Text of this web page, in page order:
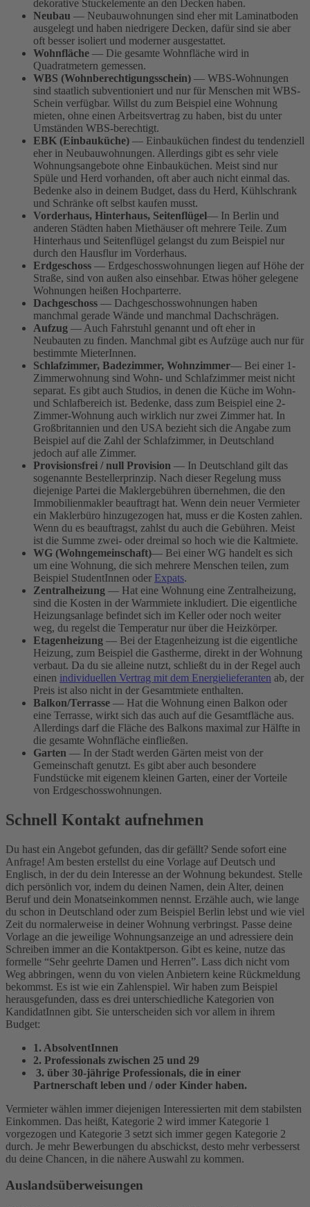
dekorative Stuckelemente an den Decken haben.
Neubau — Neubauwohnungen sind eher mit Laminatboden
ausgelegt und haben niedrigere Decken, dafür sind sie aber
oft besser isoliert und moderner ausgestattet.
Wohnfläche — Die gesamte Wohnfläche wird in
Quadratmetern gemessen.
WBS (Wohnberechtigungsschein) — WBS-Wohnungen
sind staatlich subventioniert und nur für Menschen mit WBS-
Schein verfügbar. Willst du zum Beispiel eine Wohnung
mieten, ohne einen Arbeitsvertrag zu haben, bist du unter
Umständen WBS-berechtigt.
EBK (Einbauküche) — Einbauküchen findest du tendenziell
eher in Neubauwohnungen. Allerdings gibt es sehr viele
Wohnungsangebote ohne Einbauküchen. Meist sind nur
Spüle und Herd vorhanden, oft aber auch nicht einmal das.
Bedenke also in deinem Budget, dass du Herd, Kühlschrank
und Schränke oft selbst kaufen musst.
Vorderhaus, Hinterhaus, Seitenflügel— In Berlin und
anderen Städten haben Miethäuser oft mehrere Teile. Zum
Hinterhaus und Seitenflügel gelangst du zum Beispiel nur
durch den Hausflur im Vorderhaus.
Erdgeschoss — Erdgeschosswohnungen liegen auf Höhe der
Straße, sind von außen also einsehbar. Etwas höher gelegene
Wohnungen heißen Hochparterre.
Dachgeschoss — Dachgeschosswohnungen haben
manchmal gerade Wände und manchmal Dachschrägen.
Aufzug — Auch Fahrstuhl genannt und oft eher in
Neubauten zu finden. Manchmal gibt es Aufzüge auch nur für
bestimmte MieterInnen.
Schlafzimmer, Badezimmer, Wohnzimmer— Bei einer 1-
Zimmerwohnung sind Wohn- und Schlafzimmer meist nicht
separat. Es gibt auch Studios, in denen die Küche im Wohn-
und Schlafbereich ist. Bedenke, dass zum Beispiel eine 2-
Zimmer-Wohnung auch wirklich nur zwei Zimmer hat. In
Großbritannien und den USA bezieht sich die Angabe zum
Beispiel auf die Zahl der Schlafzimmer, in Deutschland
jedoch auf alle Zimmer.
Provisionsfrei / null Provision — In Deutschland gilt das
sogenannte Bestellerprinzip. Nach dieser Regelung muss
diejenige Partei die Maklergebühren übernehmen, die den
Immobilienmakler beauftragt hat. Wenn dein neuer Vermieter
ein Maklerbüro hinzugezogen hat, muss er die Kosten zahlen.
Wenn du es beauftragst, zahlst du auch die Gebühren. Meist
ist die Summe zwei- oder dreimal so hoch wie die Kaltmiete.
WG (Wohngemeinschaft)— Bei einer WG handelt es sich
um eine Wohnung, die sich mehrere Menschen teilen, zum
Beispiel StudentInnen oder Expats.
Zentralheizung — Hat eine Wohnung eine Zentralheizung,
sind die Kosten in der Warmmiete inkludiert. Die eigentliche
Heizungsanlage befindet sich im Keller oder noch weiter
weg, du regelst die Temperatur nur über die Heizkörper.
Etagenheizung — Bei der Etagenheizung ist die eigentliche
Heizung, zum Beispiel die Gastherme, direkt in der Wohnung
verbaut. Da du sie alleine nutzt, schließt du in der Regel auch
einen individuellen Vertrag mit dem Energielieferanten ab, der
Preis ist also nicht in der Gesamtmiete enthalten.
Balkon/Terrasse — Hat die Wohnung einen Balkon oder
eine Terrasse, wirkt sich das auch auf die Gesamtfläche aus.
Allerdings darf die Fläche des Balkons maximal zur Hälfte in
die gesamte Wohnfläche einfließen.
Garten — In der Stadt werden Gärten meist von der
Gemeinschaft genutzt. Es gibt aber auch besondere
Fundstücke mit eigenem kleinen Garten, einer der Vorteile
von Erdgeschosswohnungen.
Schnell Kontakt aufnehmen
Du hast ein Angebot gefunden, das dir gefällt? Sende sofort eine
Anfrage! Am besten erstellst du eine Vorlage auf Deutsch und
Englisch, in der du dein Interesse an der Wohnung bekundest. Stelle
dich persönlich vor, indem du deinen Namen, dein Alter, deinen
Beruf und dein Monatseinkommen nennst. Erzähle auch, wie lange
du schon in Deutschland oder zum Beispiel Berlin lebst und wie viel
Zeit du normalerweise in deiner Wohnung verbringst. Passe deine
Vorlage an die jeweilige Wohnungsanzeige an und adressiere dein
Schreiben immer an die Kontaktperson. Gibt es keine, nutze das
formelle “Sehr geehrte Damen und Herren”. Lass dich nicht vom
Weg abbringen, wenn du von vielen Anbietern keine Rückmeldung
bekommst. Es ist wie ein Zahlenspiel. Wir haben zum Beispiel
herausgefunden, dass es drei unterschiedliche Kategorien von
KandidatInnen gibt. Sie unterscheiden sich vor allem in ihrem
Budget:
1. AbsolventInnen
2. Professionals zwischen 25 und 29
3. über 30-jährige Professionals, die in einer
Partnerschaft leben und / oder Kinder haben.
Vermieter wählen immer diejenigen Interessierten mit dem stabilsten
Einkommen. Das heißt, Kategorie 2 wird immer Kategorie 1
vorgezogen und Kategorie 3 setzt sich immer gegen Kategorie 2
durch. Je mehr Bewerbungen du abschickst, desto mehr verbesserst
du deine Chancen, in die nähere Auswahl zu kommen.
Auslandsüberweisungen